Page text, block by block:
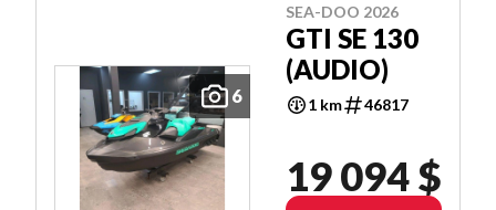
6
SEA-DOO 2026
GTI SE 130
(AUDIO)
1 km 46817
19 094 $